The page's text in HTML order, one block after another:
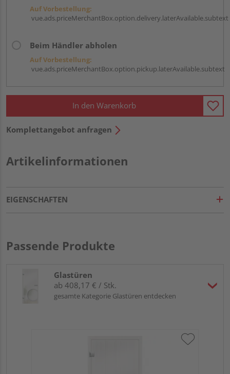
Auf Vorbestellung:
vue.ads.priceMerchantBox.option.delivery.laterAvailable.subtext
Beim Händler abholen
Auf Vorbestellung:
vue.ads.priceMerchantBox.option.pickup.laterAvailable.subtext
In den Warenkorb
Komplettangebot anfragen
Artikelinformationen
EIGENSCHAFTEN
Passende Produkte
Glastüren
ab 408,17 € / Stk.
gesamte Kategorie Glastüren entdecken